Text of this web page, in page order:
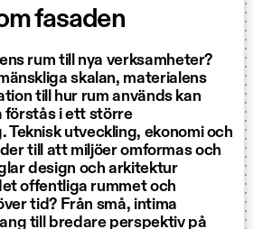
fasaden
rum till nya verksamheter?
skalan, materialens
till hur rum används kan
förstås i ett större
Teknisk utveckling, ekonomi och
till att miljöer omformas och
design och arkitektur
offentliga rummet och
tid? Från små, intima
till bredare perspektiv på